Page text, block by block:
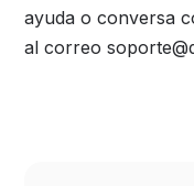
ayuda o conversa
al correo